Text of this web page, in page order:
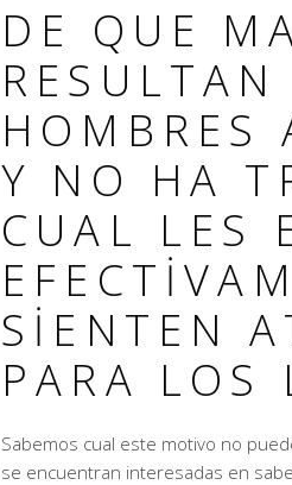
DE QUE
RESULTAN
HOMBRES
Y NO HA
CUAL LES
SIENTEN
PARA LOS
Sabemos cual este motivo no
se encuentran interesadas en